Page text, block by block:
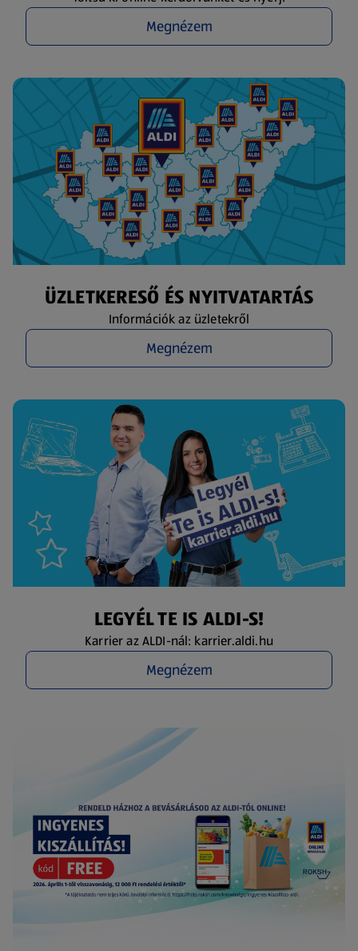
Megnézem
ÜZLETKERESŐ ÉS NYITVATARTÁS
Információk az üzletekről
Megnézem
LEGYÉL TE IS ALDI-S!
Karrier az ALDI-nál: karrier.aldi.hu
Megnézem